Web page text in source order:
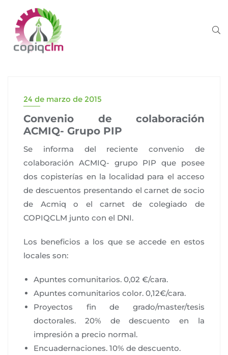
24 de marzo de 2015
Convenio de colaboración
ACMIQ- Grupo PIP
Se informa del reciente convenio de
colaboración ACMIQ- grupo PIP que posee
dos copisterías en la localidad para el acceso
de descuentos presentando el carnet de socio
de Acmiq o el carnet de colegiado de
COPIQCLM junto con el DNI.
Los beneficios a los que se accede en estos
locales son:
Apuntes comunitarios. 0,02 €/cara.
Apuntes comunitarios color. 0,12€/cara.
Proyectos fin de grado/master/tesis
doctorales. 20% de descuento en la
impresión a precio normal.
Encuadernaciones. 10% de descuento.